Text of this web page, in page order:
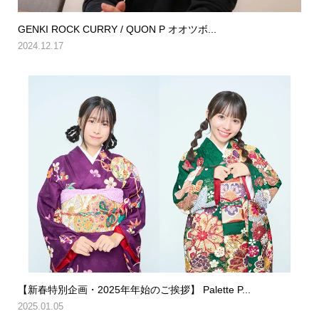
GENKI ROCK CURRY / QUON P オオツボ...
2024.12.17
【新春特別企画・2025年年始のご挨拶】 Palette P...
2025.01.05